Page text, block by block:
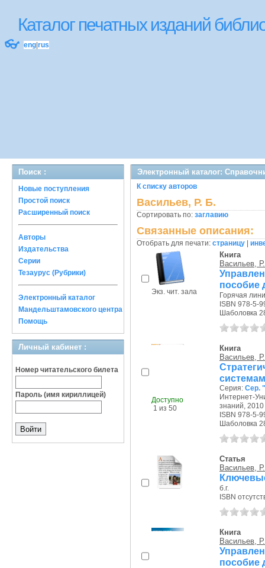
Каталог печатных изданий
👓 eng rus
Поиск :
Новые поступления
Простой поиск
Расширенный поиск
Авторы
Издательства
Серии
Тезаурус (Рубрики)
Электронный каталог
Мандельштамовского центра
Помощь
Личный кабинет :
Номер читательского билета
Пароль (имя кириллицей)
Электронный каталог:
К списку авторов
Васильев, Р. Б.
Сортировать по: заглавию
Связанные описания:
Отобрать для печати: страницу
Экз. чит. зала
Книга
Васильев,
пособие
Горячая
ISBN 978-5-
Шаболовка
Доступно
1 из 50
Книга
Васильев,
Серия: Сер.
Интернет-
знаний, 2010
ISBN 978-5-
Шаболовка
Статья
Васильев,
б.г.
ISBN
Книга
Васильев,
пособие